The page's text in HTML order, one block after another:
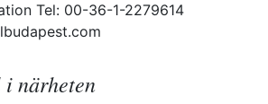
Tel: 00-36-1-2279614
närheten